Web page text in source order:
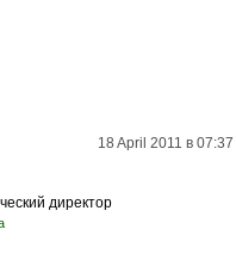
18 April 2011 в 07:37
директор